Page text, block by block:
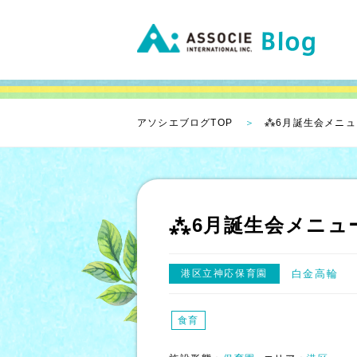
アソシエブログTOP ⁂6月誕生会メニ
⁂6月誕生会メニュ
港区立神応保育園 白金高輪
食育